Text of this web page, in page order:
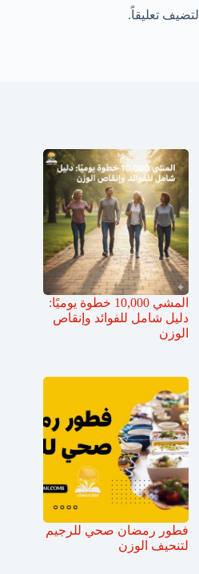
لتضيف تعليقاً.
المشي 10,000 خطوة يوميًا:
دليل شامل للفوائد وإنقاص
الوزن
فطور رمضان صحي للرجيم
لتنحيف الوزن